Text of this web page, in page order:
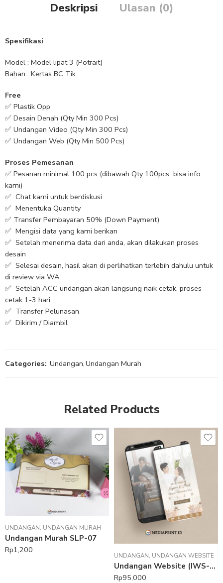
Deskripsi Ulasan (0)
Spesifikasi
Model : Model lipat 3 (Potrait)
Bahan : Kertas BC Tik
Free
✅ Plastik Opp
✅ Desain Denah (Qty Min 300 Pcs)
✅ Undangan Video (Qty Min 300 Pcs)
✅ Undangan Web (Qty Min 500 Pcs)
Proses Pemesanan
✅ Pesanan minimal 100 pcs (dibawah Qty 100pcs bisa info
kami)
✅ Chat kami untuk berdiskusi
✅ Menentuka Quantity
✅ Transfer Pembayaran 50% (Down Payment)
✅ Mengisi data yang kami berikan
✅ Setelah menerima data dari anda, akan dilakukan proses
desain
✅ Selesai desain, hasil akan di perlihatkan terlebih dahulu untuk
di review via WA
✅ Setelah ACC undangan akan langsung naik cetak, proses
cetak 1-3 hari
✅ Transfer Pelunasan
✅ Dikirim / Diambil
Categories: Undangan,Undangan Murah
Related Products
UNDANGAN, UNDANGAN MURAH
Undangan Murah SLP-07
Rp1,200
UNDANGAN, UNDANGAN WEBSITE
Undangan Website (IWS-05)
Rp95,000